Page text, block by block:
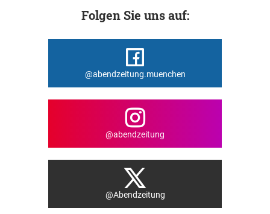
Folgen Sie uns auf:
@abendzeitung.muenchen
@abendzeitung
@Abendzeitung